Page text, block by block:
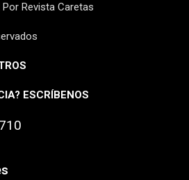
Revista Caretas
ESCRÍBENOS